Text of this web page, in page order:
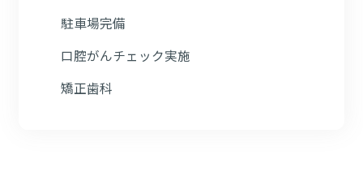
駐車場完備
口腔がんチェック実施
矯正歯科